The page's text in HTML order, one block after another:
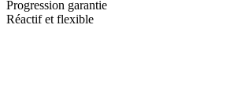
Progression garantie
Réactif et flexible